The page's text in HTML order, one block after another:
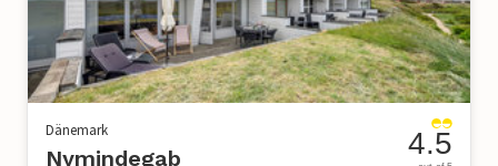
Dänemark
Nymindegab 4.5